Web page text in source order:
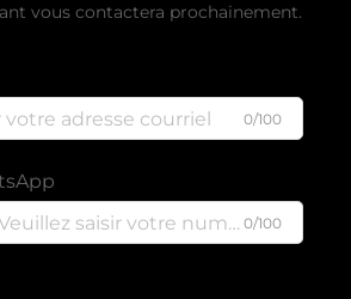
vous contactera prochainement.
0/100
0/100